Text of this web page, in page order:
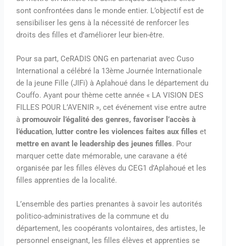
sont confrontées dans le monde entier. L’objectif est de
sensibiliser les gens à la nécessité de renforcer les
droits des filles et d’améliorer leur bien-être.
Pour sa part, CeRADIS ONG en partenariat avec Cuso
International a célébré la 13ème Journée Internationale
de la jeune Fille (JIFi) à Aplahoué dans le département du
Couffo. Ayant pour thème cette année « LA VISION DES
FILLES POUR L’AVENIR », cet événement vise entre autre
àpromouvoir l’égalité des genres,favoriser l’accès à
l’éducation, lutter contre les violences faites aux filles et
mettre en avant le leadership des jeunes filles. Pour
marquer cette date mémorable, une caravane a été
organisée par les filles élèves du CEG1 d’Aplahoué et les
filles apprenties de la localité.
L’ensemble des parties prenantes à savoir les autorités
politico-administratives de la commune et du
département, les coopérants volontaires, des artistes, le
personnel enseignant, les filles élèves et apprenties se